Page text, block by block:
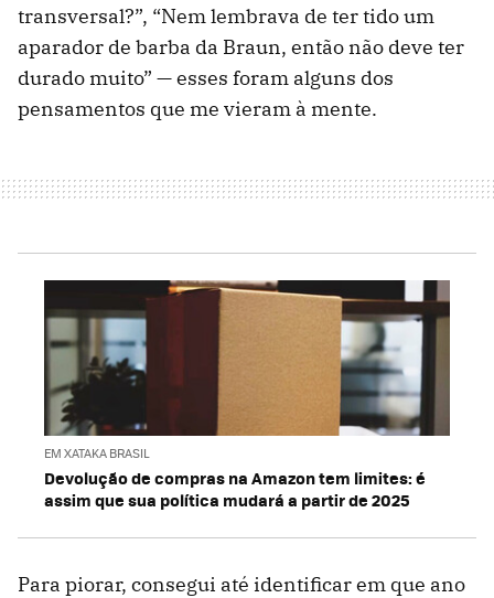
transversal?”, “Nem lembrava de ter tido um
aparador de barba da Braun, então não deve ter
durado muito” — esses foram alguns dos
pensamentos que me vieram à mente.
EM XATAKA BRASIL
Devolução de compras na Amazon tem limites: é
assim que sua política mudará a partir de 2025
Para piorar, consegui até identificar em que ano